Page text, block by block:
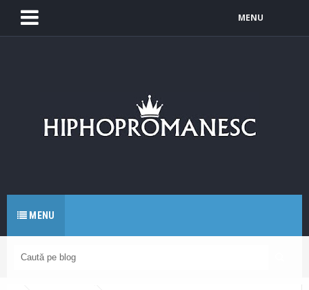
MENU
MENU